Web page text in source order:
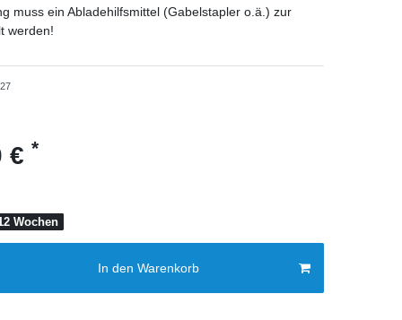
muss ein Abladehilfsmittel (Gabelstapler o.ä.) zur
werden!
€ *
Wochen
In den Warenkorb